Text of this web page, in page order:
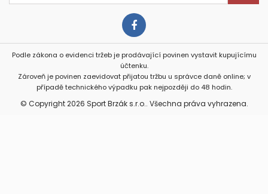
Podle zákona o evidenci tržeb je prodávající povinen vystavit kupujícímu
účtenku.
Zároveň je povinen zaevidovat přijatou tržbu u správce daně online; v
případě technického výpadku pak nejpozději do 48 hodin.
© Copyright 2026 Sport Brzák s.r.o.. Všechna práva vyhrazena.